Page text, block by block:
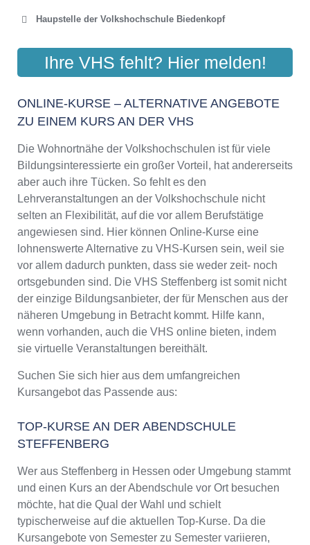
Haupstelle der Volkshochschule Biedenkopf
VOLKSHOCHSCHULE
MARBURG-BIEDENKOPF
Aktualisiert: August 2021
Ihre VHS fehlt? Hier melden!
ONLINE-KURSE – ALTERNATIVE ANGEBOTE
ZU EINEM KURS AN DER VHS
Die Wohnortnähe der Volkshochschulen ist für viele
Bildungsinteressierte ein großer Vorteil, hat andererseits
aber auch ihre Tücken. So fehlt es den
Lehrveranstaltungen an der Volkshochschule nicht
selten an Flexibilität, auf die vor allem Berufstätige
angewiesen sind. Hier können Online-Kurse eine
lohnenswerte Alternative zu VHS-Kursen sein, weil sie
vor allem dadurch punkten, dass sie weder zeit- noch
ortsgebunden sind. Die VHS Steffenberg ist somit nicht
der einzige Bildungsanbieter, der für Menschen aus der
näheren Umgebung in Betracht kommt. Hilfe kann,
wenn vorhanden, auch die VHS online bieten, indem
sie virtuelle Veranstaltungen bereithält.
Suchen Sie sich hier aus dem umfangreichen
Kursangebot das Passende aus:
TOP-KURSE AN DER ABENDSCHULE
STEFFENBERG
Wer aus Steffenberg in Hessen oder Umgebung stammt
und einen Kurs an der Abendschule vor Ort besuchen
möchte, hat die Qual der Wahl und schielt
typischerweise auf die aktuellen Top-Kurse. Da die
Kursangebote von Semester zu Semester variieren,